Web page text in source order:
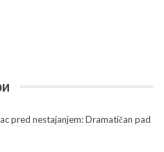
pred nestajanjem: Dramatičan pad